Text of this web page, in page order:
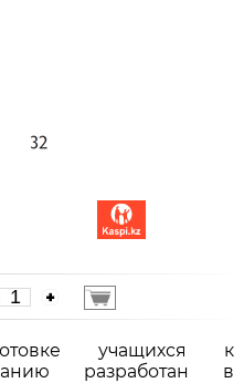
учащихся к
разработан в